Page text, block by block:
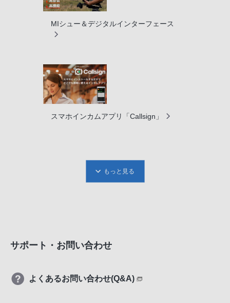
MIシュー＆デジタルインターフェース
スマホインカムアプリ「Callsign」
もっと見る
サポート・お問い合わせ
よくあるお問い合わせ(Q&A)